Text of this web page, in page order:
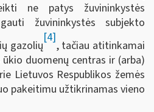
ne patys žuvininkystės
žuvininkystės subjekto
gazolių
[4]
, tačiau atitinkamai
duomenų centras ir (arba)
Lietuvos Respublikos žemės
pakeitimu užtikrinamas vieno